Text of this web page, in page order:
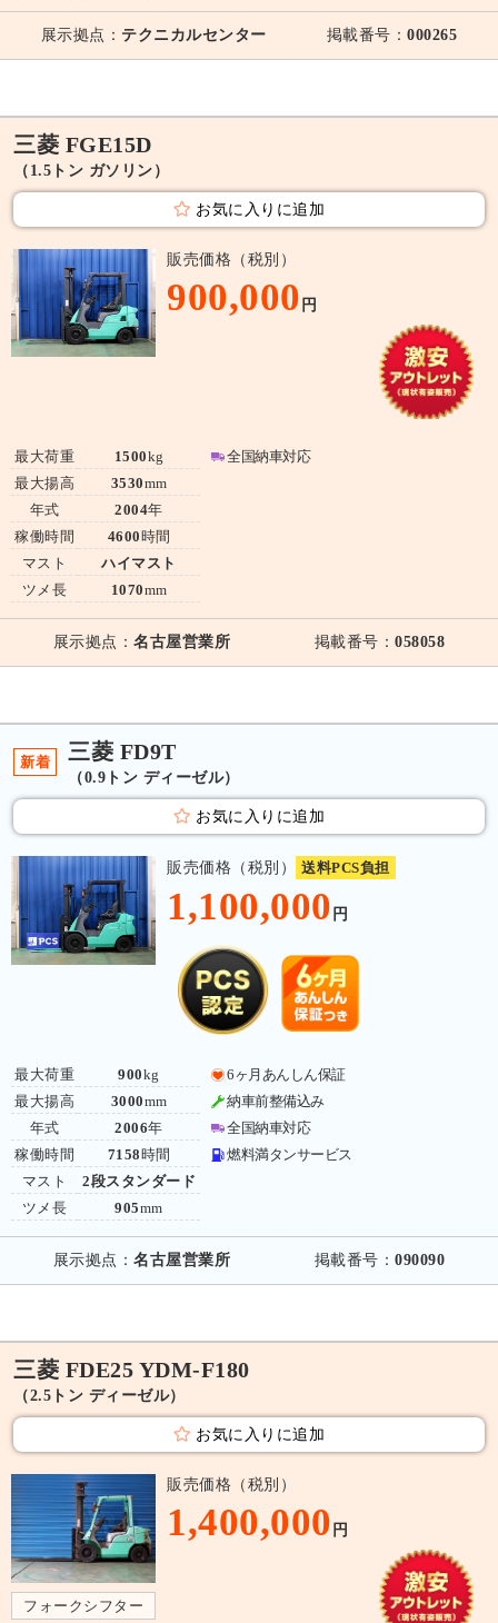
展示拠点： テクニカルセンター 掲載番号：000265
三菱 FGE15D
（1.5トン ガソリン）
お気に入りに追加
販売価格（税別）
900,000 円
最大荷重
最大揚高
年式
稼働時間
マスト
ツメ長
1500kg
3530mm
2004年
4600 時間
ハイマスト
1070mm
全国納車対応
展示拠点：名古屋営業所 掲載番号：058058
新着 三菱 FD9T
（0.9トン ディーゼル）
お気に入りに追加
販売価格（税別） 送料PCS負担
1,100,000 円
最大荷重
最大揚高
年式
稼働時間
マスト
ツメ長
900kg
3000mm
2006年
7158 時間
2段スタンダード
905mm
6ヶ月あんしん保証
納車前整備込み
全国納車対応
燃料満タンサービス
展示拠点：名古屋営業所 掲載番号：090090
三菱 FDE25 YDM-F180
（2.5トン ディーゼル）
お気に入りに追加
フォークシフター
販売価格（税別）
1,400,000 円